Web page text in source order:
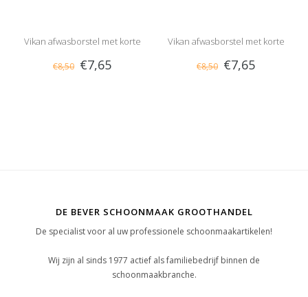
Vikan afwasborstel met korte
steel, hard
€8,50 €7,65
Vikan afwasborstel met korte
steel, hard
€8,50 €7,65
DE BEVER SCHOONMAAK GROOTHANDEL
De specialist voor al uw professionele schoonmaakartikelen!
Wij zijn al sinds 1977 actief als familiebedrijf binnen de
schoonmaakbranche.